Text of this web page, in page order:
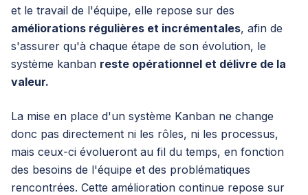
et le travail de l'équipe, elle repose sur des
améliorations régulières et incrémentales, afin de
s'assurer qu'à chaque étape de son évolution, le
système kanban reste opérationnel et délivre de la
valeur.
La mise en place d'un système Kanban ne change
donc pas directement ni les rôles, ni les processus,
mais ceux-ci évolueront au fil du temps, en fonction
des besoins de l'équipe et des problématiques
rencontrées. Cette amélioration continue repose sur